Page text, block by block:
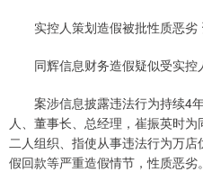
实控人策划造假被批性质恶劣
同辉信息财务造假疑似受实控
案涉信息披露违法行为持续4
人、董事长、总经理，崔振英时
二人组织、指使从事违法行为万
假回款等严重造假情节，性质恶劣。